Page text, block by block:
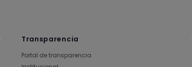
Transparencia
Portal de transparencia